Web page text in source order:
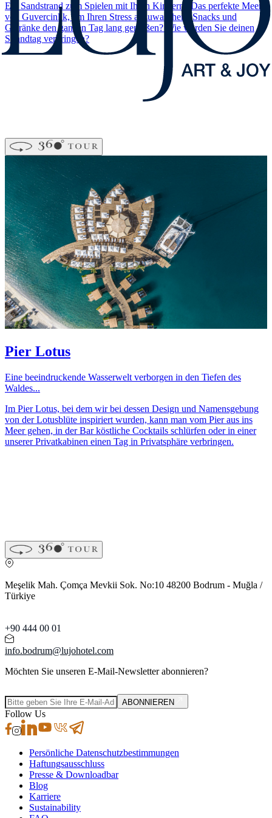
Ein Sandstrand zum Spielen mit Ihren Kindern? Das perfekte Meer
von Guvercinlik, um Ihren Stress abzuwaschen? Snacks und
Getränke den ganzen Tag lang genießen? Wie werden Sie deinen
Strandtag verbringen?
Pier Lotus
Eine beeindruckende Wasserwelt verborgen in den Tiefen des
Waldes...
Im Pier Lotus, bei dem wir bei dessen Design und Namensgebung
von der Lotusblüte inspiriert wurden, kann man vom Pier aus ins
Meer gehen, in der Bar köstliche Cocktails schlürfen oder in einer
unserer Privatkabinen einen Tag in Privatsphäre verbringen.
Meşelik Mah. Çomça Mevkii Sok. No:10 48200 Bodrum - Muğla /
Türkiye
+90 444 00 01
info.bodrum@lujohotel.com
Möchten Sie unseren E-Mail-Newsletter abonnieren?
ABONNIEREN
Follow Us
Persönliche Datenschutzbestimmungen
Haftungsausschluss
Presse & Downloadbar
Blog
Karriere
Sustainability